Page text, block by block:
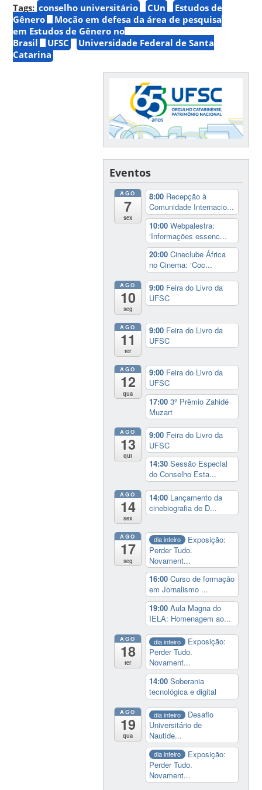
Tags: conselho universitário CUn
Estudos de
Gênero
Moção em defesa da área de pesquisa
em Estudos de Gênero no
Brasil
UFSC
Universidade Federal de Santa
Catarina
Eventos
AGO
7
sex
8:00 Recepção à
Comunidade Internacio...
10:00Webpalestra:
‘Informações essenc...
20:00Cineclube África
no Cinema: ‘Coc...
AGO
10
seg
9:00 Feira do Livro da
UFSC
AGO
11
ter
9:00 Feira do Livro da
UFSC
AGO
12
qua
9:00 Feira do Livro da
UFSC
17:003º Prêmio Zahidé
Muzart
AGO
13
qui
9:00 Feira do Livro da
UFSC
14:30Sessão Especial
do Conselho Esta...
AGO
14
sex
14:00 Lançamento da
cinebiografia de D...
AGO
17
seg
dia inteiro
Exposição:
Perder Tudo.
Novament...
16:00Curso de formação
em Jornalismo ...
19:00Aula Magna do
IELA: Homenagem ao...
AGO
18
ter
dia inteiro
Exposição:
Perder Tudo.
Novament...
14:00Soberania
tecnológica e digital
AGO
19
qua
dia inteiro
Desafio
Universitário de
Nautide...
dia inteiro
Exposição:
Perder Tudo.
Novament...